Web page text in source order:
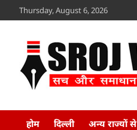
to
Thursday, August 6, 2026
Sroj Varta
होम दिल्ली अन्य राज्यों से